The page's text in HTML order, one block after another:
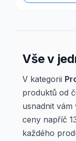
Vše v
V kategorii
produktů od
usnadnit
ceny napříč
každého